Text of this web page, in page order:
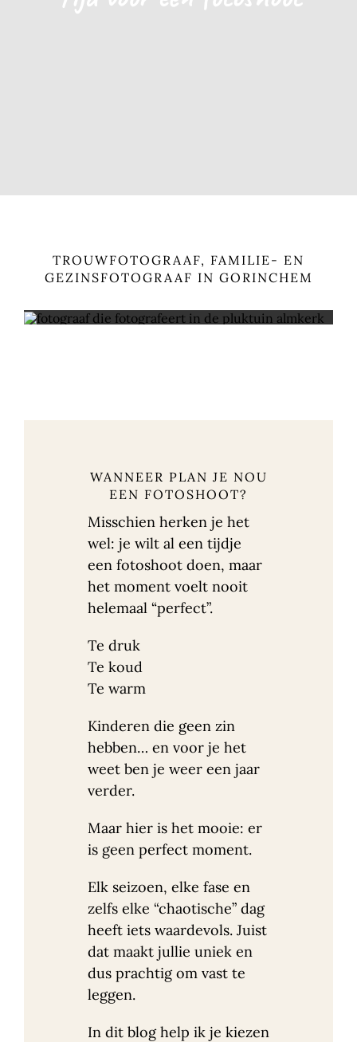
TROUWFOTOGRAAF, FAMILIE- EN
GEZINSFOTOGRAAF IN GORINCHEM
WANNEER PLAN JE NOU
EEN FOTOSHOOT?
Misschien herken je het
wel: je wilt al een tijdje
een fotoshoot doen, maar
het moment voelt nooit
helemaal “perfect”.
Te druk
Te koud
Te warm
Kinderen die geen zin
hebben… en voor je het
weet ben je weer een jaar
verder.
Maar hier is het mooie: er
is geen perfect moment.
Elk seizoen, elke fase en
zelfs elke “chaotische” dag
heeft iets waardevols. Juist
dat maakt jullie uniek en
dus prachtig om vast te
leggen.
In dit blog help ik je kiezen